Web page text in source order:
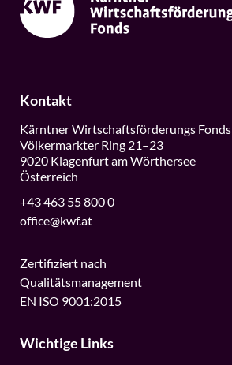
Kontakt
Kärntner Wirtschaftsförderungs Fonds
Völkermarkter Ring 21–23
9020 Klagenfurt am Wörthersee
Österreich
+43 463 55 800 0
office@kwf.at
Zertifiziert nach
Qualitätsmanagement
EN ISO 9001:2015
Wichtige Links